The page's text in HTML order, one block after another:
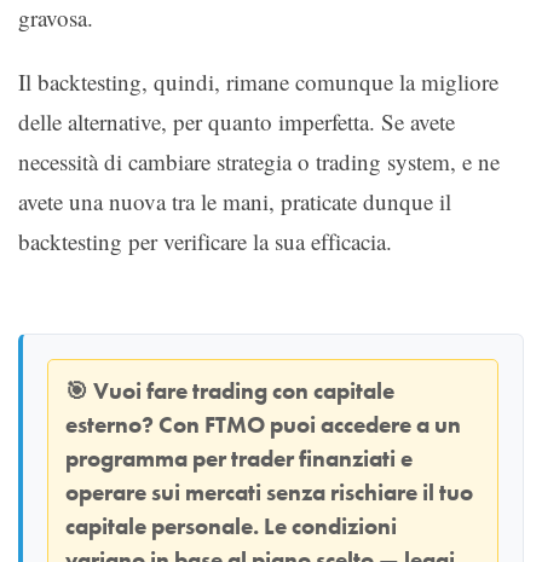
gravosa.
Il backtesting, quindi, rimane comunque la migliore
delle alternative, per quanto imperfetta. Se avete
necessità di cambiare strategia o trading system, e ne
avete una nuova tra le mani, praticate dunque il
backtesting per verificare la sua efficacia.
🎯 Vuoi fare trading con capitale
esterno? Con FTMO puoi accedere a un
programma per trader finanziati e
operare sui mercati senza rischiare il tuo
capitale personale. Le condizioni